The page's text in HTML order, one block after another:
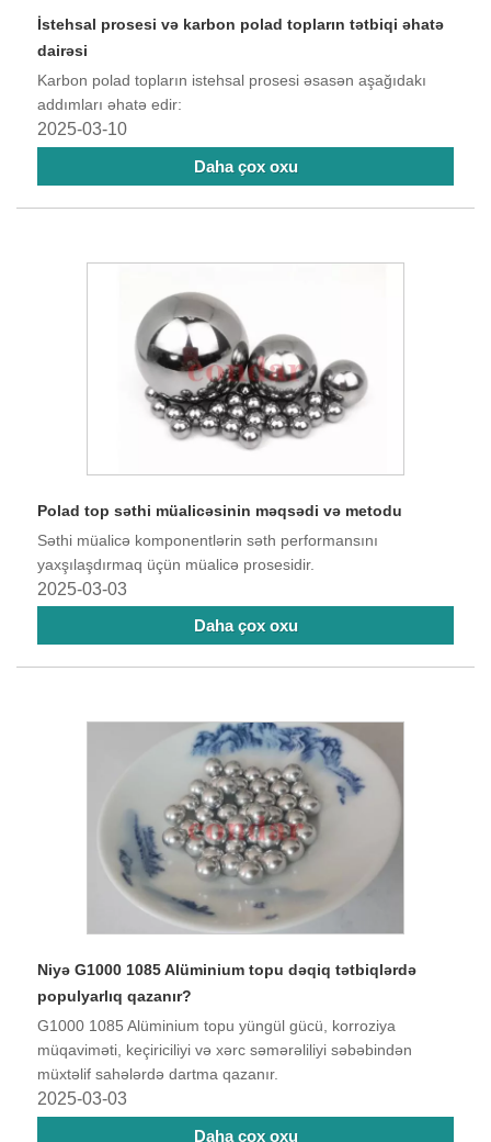
İstehsal prosesi və karbon polad topların tətbiqi əhatə
dairəsi
Karbon polad topların istehsal prosesi əsasən aşağıdakı
addımları əhatə edir:
2025-03-10
Daha çox oxu
Polad top səthi müalicəsinin məqsədi və metodu
Səthi müalicə komponentlərin səth performansını
yaxşılaşdırmaq üçün müalicə prosesidir.
2025-03-03
Daha çox oxu
Niyə G1000 1085 Alüminium topu dəqiq tətbiqlərdə
populyarlıq qazanır?
G1000 1085 Alüminium topu yüngül gücü, korroziya
müqaviməti, keçiriciliyi və xərc səmərəliliyi səbəbindən
müxtəlif sahələrdə dartma qazanır.
2025-03-03
Daha çox oxu